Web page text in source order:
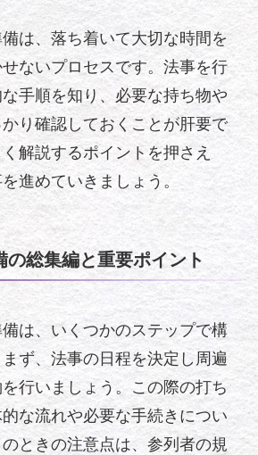
は、落ち着いて大切な時間を
ないプロセスです。法事を行
手順を知り、必要な持ち物や
り確認しておくことが肝要で
解説するポイントを押さえ
進めていきましょう。
の総集編と重要ポイント
は、いくつかのステップで構
ず、法事の日程を決定し周遍
行いましょう。この際の打ち
な流れや必要な手続きについ
ときの注意点は、参列者の規